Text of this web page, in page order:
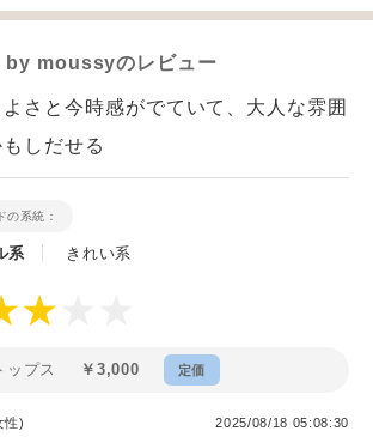
by moussyのレビュー
さと今時感がでていて、大人な雰囲
しだせる
の系統：
系 きれい系
ップス ￥3,000 定価
性) 2025/08/18 05:08:30